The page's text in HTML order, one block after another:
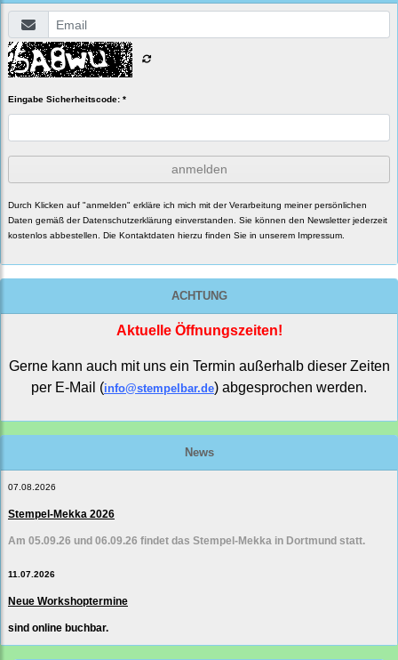
Eingabe Sicherheitscode: *
anmelden
Durch Klicken auf "anmelden" erkläre ich mich mit der Verarbeitung meiner persönlichen
Daten gemäß der Datenschutzerklärung einverstanden. Sie können den Newsletter jederzeit
kostenlos abbestellen. Die Kontaktdaten hierzu finden Sie in unserem Impressum.
ACHTUNG
Aktuelle Öffnungszeiten!
Gerne kann auch mit uns ein Termin außerhalb dieser Zeiten
per E-Mail (info@stempelbar.de) abgesprochen werden.
News
07.08.2026
Stempel-Mekka 2026
Am 05.09.26 und 06.09.26 findet das Stempel-Mekka in Dortmund statt.
11.07.2026
Neue Workshoptermine
sind online buchbar.